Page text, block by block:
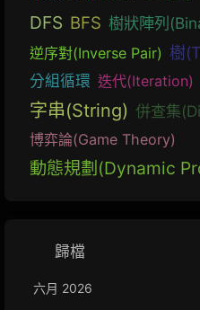
DFS BFS 樹狀陣列
逆序對(Inverse Pair) 樹
分組循環 迭代(Iteration)
字串(String) 併查集
博弈論(Game Theory)
動態規劃(Dynamic
歸檔
六月 2026